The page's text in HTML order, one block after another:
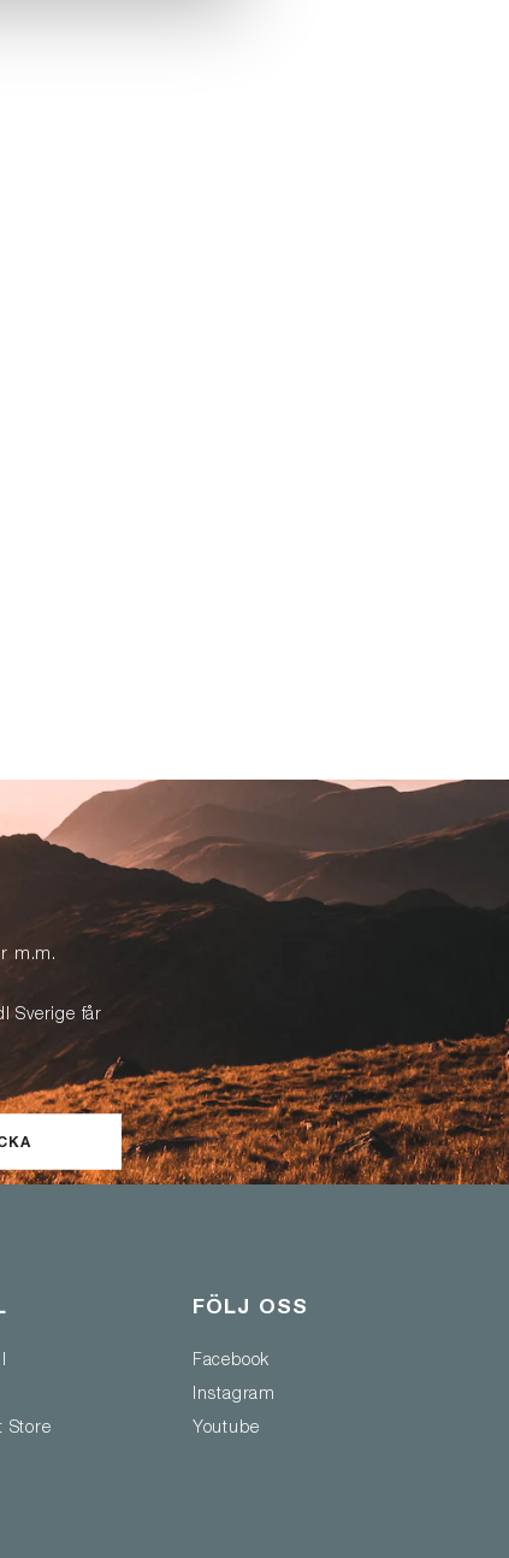
m.m.
Sverige får
Store
FÖLJ OSS
Facebook
Instagram
Youtube